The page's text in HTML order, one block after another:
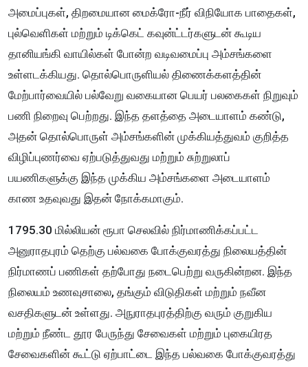
அமைப்புகள், திறமையான மைக்ரோ-நீர் விநியோக பாதைகள்,
புல்வெளிகள் மற்றும் டிக்கெட் கவுன்ட்டர்களுடன் கூடிய
தானியங்கி வாயில்கள் போன்ற வடிவமைப்பு அம்சங்களை
உள்ளடக்கியது. தொல்பொருளியல் திணைக்களத்தின்
மேற்பார்வையில் பல்வேறு வகையான பெயர் பலகைகள் நிறுவும்
பணி நிறைவு பெற்றது. இந்த தளத்தை அடையாளம் கண்டு,
அதன் தொல்பொருள் அம்சங்களின் முக்கியத்துவம் குறித்த
விழிப்புணர்வை ஏற்படுத்துவது மற்றும் சுற்றுலாப்
பயணிகளுக்கு இந்த முக்கிய அம்சங்களை அடையாளம்
காண உதவுவது இதன் நோக்கமாகும்.
1795.30 மில்லியன் ரூபா செலவில் நிர்மாணிக்கப்பட்ட
அனுராதபுரம் தெற்கு பல்வகை போக்குவரத்து நிலையத்தின்
நிர்மாணப் பணிகள் தற்போது நடைபெற்று வருகின்றன. இந்த
நிலையம் உணவுசாலை, தங்கும் விடுதிகள் மற்றும் நவீன
வசதிகளுடன் உள்ளது. அநுராதபுரத்திற்கு வரும் குறுகிய
மற்றும் நீண்ட தூர பேருந்து சேவைகள் மற்றும் புகையிரத
சேவைகளின் கூட்டு ஏற்பாட்டை இந்த பல்வகை போக்குவரத்து